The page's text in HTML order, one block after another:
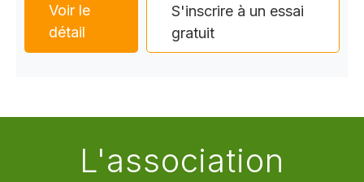
Voir le
détail
S'inscrire à un essai
gratuit
L'association